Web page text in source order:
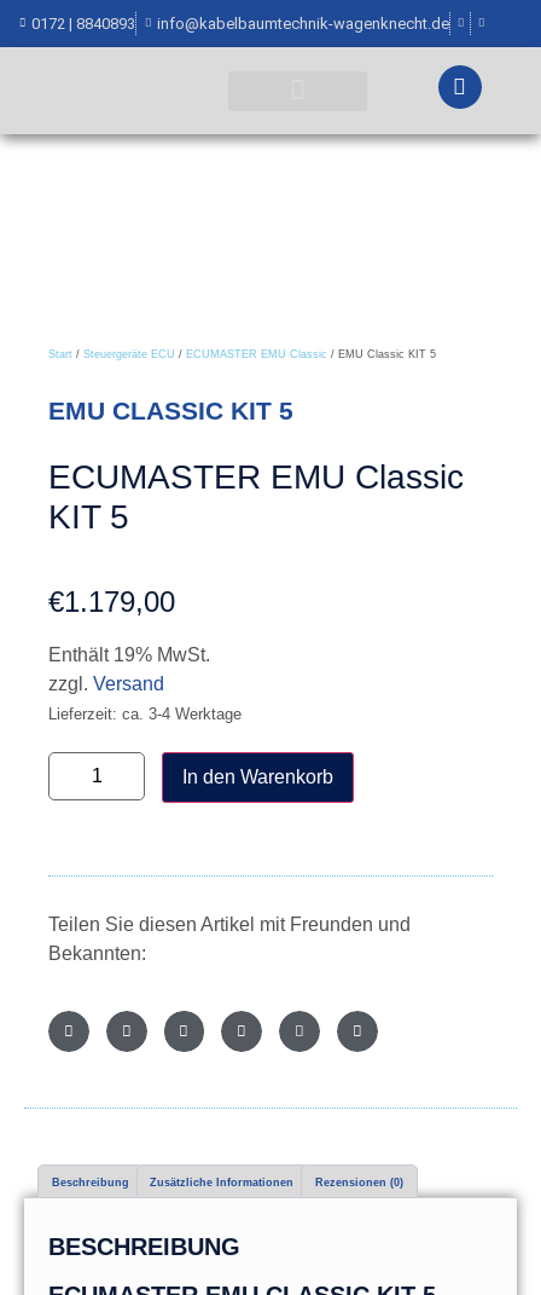
0172 | 8840893 info@kabelbaumtechnik-wagenknecht.de
Start / Steuergeräte ECU / ECUMASTER EMU Classic / EMU Classic KIT 5
EMU CLASSIC KIT 5
ECUMASTER EMU Classic
KIT 5
€1.179,00
Enthält 19% MwSt.
zzgl. Versand
Lieferzeit: ca. 3-4 Werktage
In den Warenkorb
Teilen Sie diesen Artikel mit Freunden und
Bekannten:
Beschreibung Zusätzliche Informationen Rezensionen (0)
BESCHREIBUNG